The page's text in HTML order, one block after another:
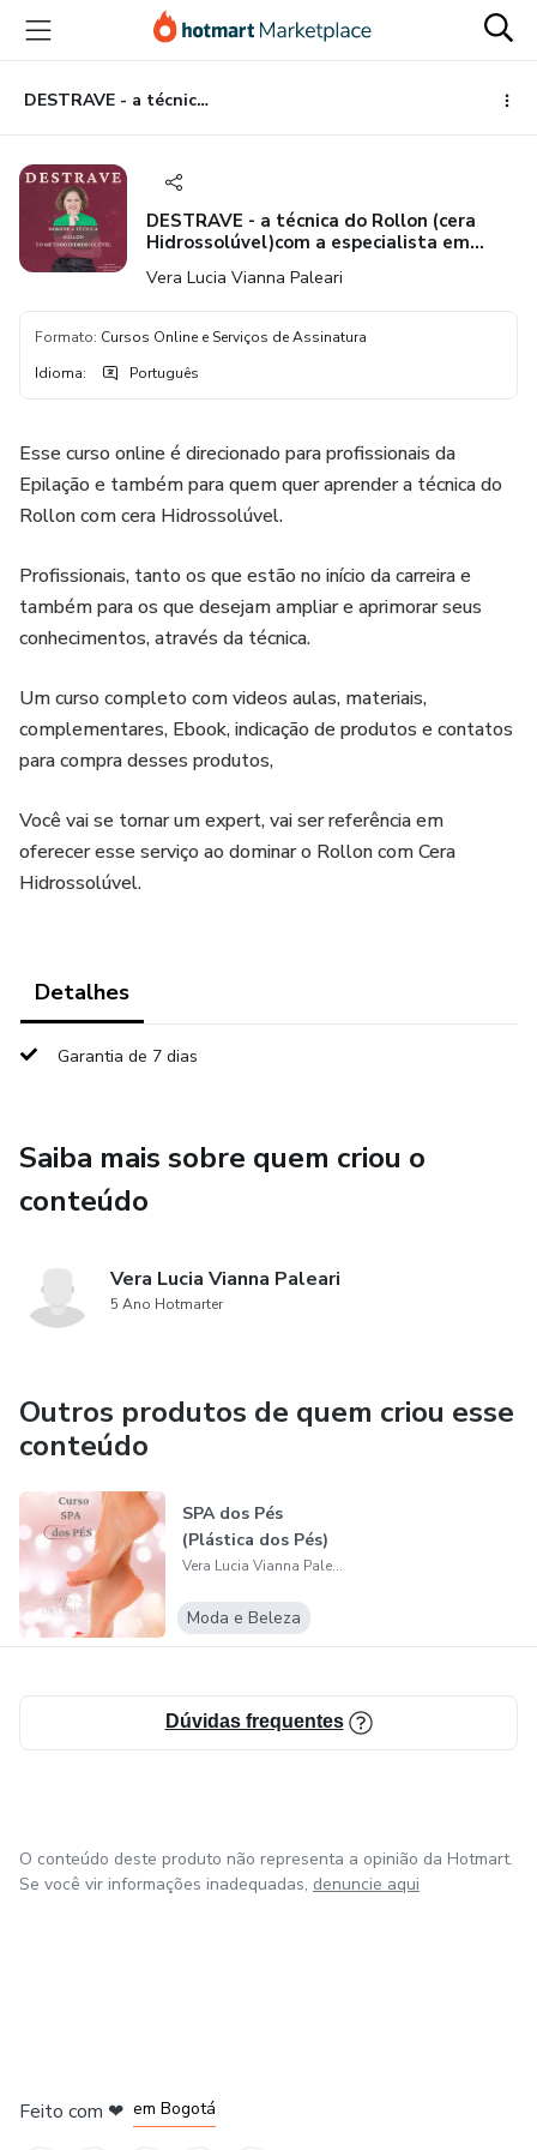
para
conteúdo
principal
para
pagamento
para
rodapé
DESTRAVE - a técnica do Rollon (cera Hidrossolúvel)com a especialista em epilação Vera Paleari
DESTRAVE - a técnica do Rollon (cera
Hidrossolúvel)com a especialista em
Vera Lucia Vianna Paleari
Formato: Cursos Online e Serviços de Assinatura
Idioma: Português
Esse curso online é direcionado para profissionais da
Epilação e também para quem quer aprender a técnica do
Rollon com cera Hidrossolúvel.
Profissionais, tanto os que estão no início da carreira e
também para os que desejam ampliar e aprimorar seus
conhecimentos, através da técnica.
Um curso completo com videos aulas, materiais,
complementares, Ebook, indicação de produtos e contatos
para compra desses produtos,
Você vai se tornar um expert, vai ser referência em
oferecer esse serviço ao dominar o Rollon com Cera
Hidrossolúvel.
Detalhes
Garantia de 7 dias
Saiba mais sobre quem criou o
conteúdo
Vera Lucia Vianna Paleari
5 Ano Hotmarter
Outros produtos de quem criou esse
conteúdo
SPA dos Pés
(Plástica dos Pés)
Vera Lucia Vianna Paleari
Moda e Beleza
Dúvidas frequentes
O conteúdo deste produto não representa a opinião da Hotmart.
Se você vir informações inadequadas, denuncie aqui
Feito com ❤ em Bogotá